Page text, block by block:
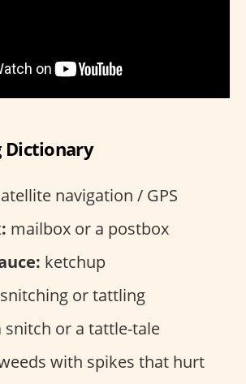
Dictionary
navigation / GPS
mailbox or a postbox
ketchup
snitching or tattling
snitch or a tattle-tale
with spikes that hurt